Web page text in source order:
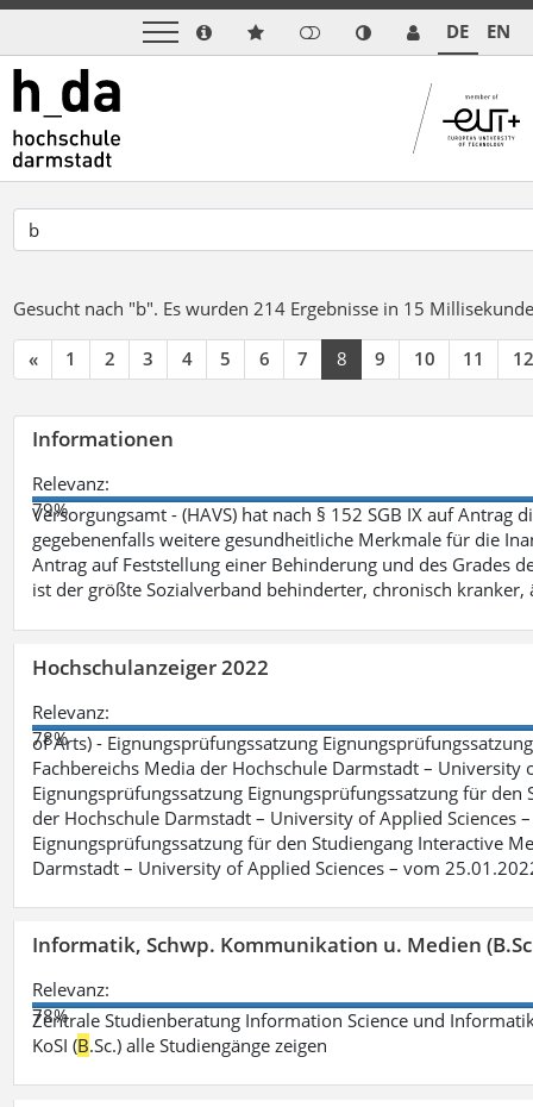
DE EN
Gesucht nach "b". Es wurden 214 Ergebnisse in 15
« 1 2 3 4 5 6 7 8 9 10 11 12
Informationen
Relevanz:
79%
Versorgungsamt - (HAVS) hat nach § 152 SGB IX auf
gegebenenfalls weitere gesundheitliche Merkmale für die
Antrag auf Feststellung einer Behinderung und des Grades
ist der größte Sozialverband behinderter, chronisch kranker,
Hochschulanzeiger 2022
Relevanz:
78%
of Arts) - Eignungsprüfungssatzung
Fachbereichs Media der Hochschule Darmstadt –
Eignungsprüfungssatzung Eignungsprüfungssatzung für den
der Hochschule Darmstadt – University of Applied Sciences
Eignungsprüfungssatzung für den Studiengang Interactive
Darmstadt – University of Applied Sciences – vom
Informatik, Schwp. Kommunikation u. Medien
Relevanz:
78%
Zentrale Studienberatung Information Science und
KoSI (B.Sc.) alle Studiengänge zeigen